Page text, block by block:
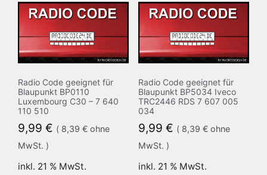
Radio Code geeignet für
Blaupunkt BP0110
Luxembourg C30 – 7 640
110 510
9,99 € ( 8,39 € ohne
MwSt. )
inkl. 21 % MwSt.
Radio Code geeignet für
Blaupunkt BP5034 Iveco
TRC2446 RDS 7 607 005
034
9,99 € ( 8,39 €ohne
MwSt. )
inkl. 21 % MwSt.